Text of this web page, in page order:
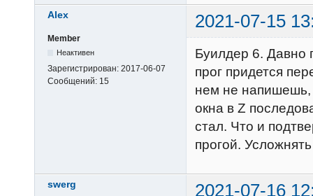
Alex 2021-07-15
Member
Неактивен
Зарегистрирован: 2017-06-07
Сообщений: 15
Буилдер 6. Давно
прог придется
нем не напишешь,
окна в Z
стал. Что и
прогой.
swerg
2021-07-16